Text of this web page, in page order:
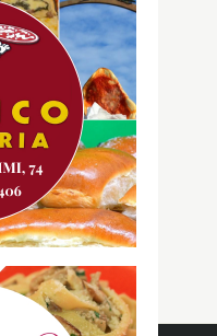
Facebook
Instagram
Twitter
Youtube